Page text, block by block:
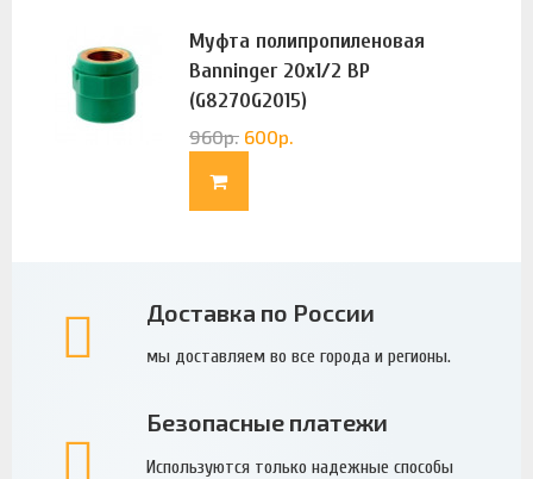
Муфта полипропиленовая
Banninger 20х1/2 ВР
(G8270G2015)
960р. 600р.
Доставка по России
мы доставляем во все города и регионы.
Безопасные платежи
Используются только надежные способы